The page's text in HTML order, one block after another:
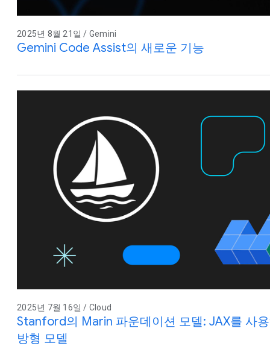
2025년 8월 21일 / Gemini
Gemini Code Assist의 새로운 기능
2025년 7월 16일 / Cloud
Stanford의 Marin 파운데이션 모델: JAX를 사
방형 모델